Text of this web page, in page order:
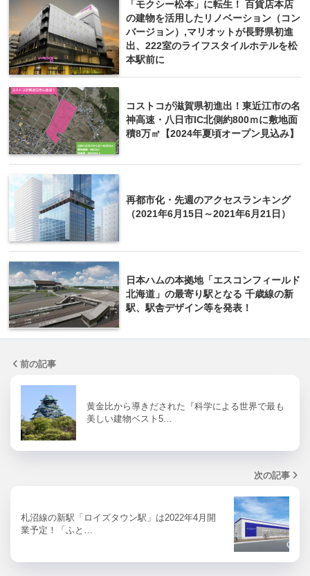
「モクシー松本」に転生！ 百貨店本店
の建物を活用したリノベーション（コン
バージョン）,マリオットが長野県初進
出、222室のライフスタイルホテルを松
本駅前に
コストコが滋賀県初進出！東近江市の名
神高速・八日市IC北側約800ｍに敷地面
積8万㎡【2024年夏頃オープン見込み】
再都市化・先週のアクセスランキング
（2021年6月15日～2021年6月21日）
日本ハムの本拠地「エスコンフィールド
北海道」の最寄り駅となる 千歳線の新
駅、駅舎デザイン等を発表！
前の記事
黄金比から導きだされた『科学による世界で最も
美しい建物ベスト5…
次の記事
札沼線の新駅「ロイズタウン駅」は2022年4月開
業予定！「ふと…